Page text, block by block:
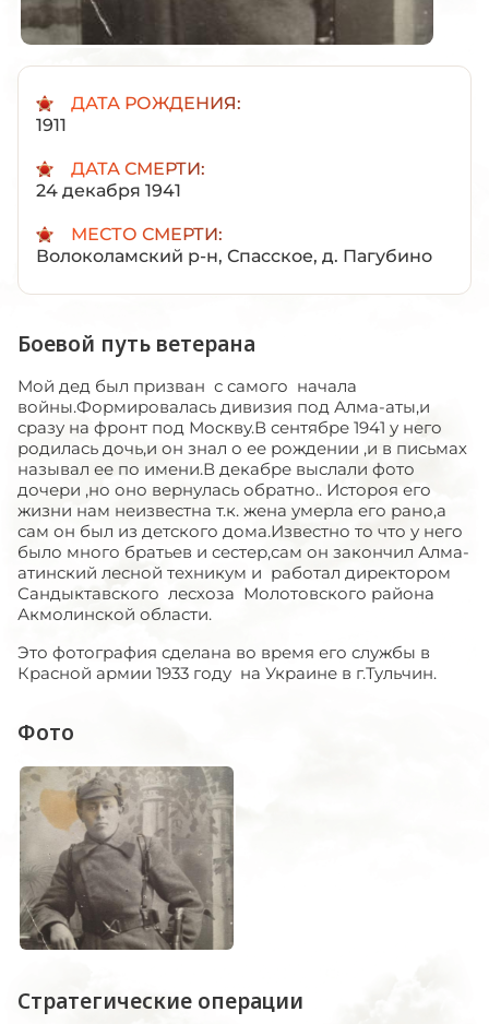
ДАТА РОЖДЕНИЯ:
1911
ДАТА СМЕРТИ:
24 декабря 1941
МЕСТО СМЕРТИ:
Волоколамский р-н, Спасское, д. Пагубино
Боевой путь ветерана
Мой дед был призван с самого начала
войны.Формировалась дивизия под Алма-аты,и
сразу на фронт под Москву.В сентябре 1941 у него
родилась дочь,и он знал о ее рождении ,и в письмах
называл ее по имени.В декабре выслали фото
дочери ,но оно вернулась обратно.. Истороя его
жизни нам неизвестна т.к. жена умерла его рано,а
сам он был из детского дома.Известно то что у него
было много братьев и сестер,сам он закончил Алма-
атинский лесной техникум и работал директором
Сандыктавского лесхоза Молотовского района
Акмолинской области.
Это фотография сделана во время его службы в
Красной армии 1933 году на Украине в г.Тульчин.
Фото
Стратегические операции